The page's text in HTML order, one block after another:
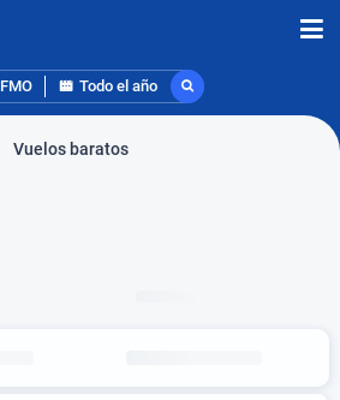
FMO Todo el año
Vuelos baratos